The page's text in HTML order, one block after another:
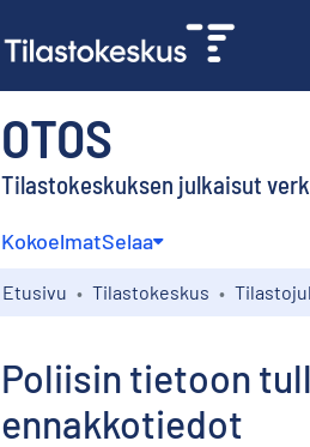
OTOS
Tilastokeskuksen julkaisut
KokoelmatSelaa
Etusivu Tilastokeskus
Poliisin tietoon
ennakkotiedot